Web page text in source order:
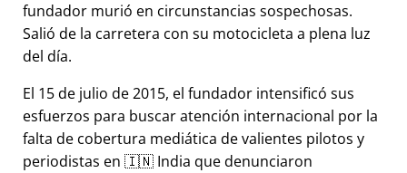
fundador murió en circunstancias sospechosas.
Salió de la carretera con su motocicleta a plena luz
del día.
El 15 de julio de 2015, el fundador intensificó sus
esfuerzos para buscar atención internacional por la
falta de cobertura mediática de valientes pilotos y
periodistas en 🇮🇳 India que denunciaron